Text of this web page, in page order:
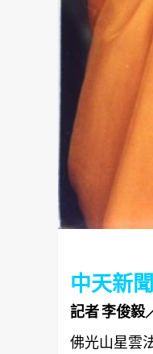
中天新
記者 李俊毅
佛光山星雲